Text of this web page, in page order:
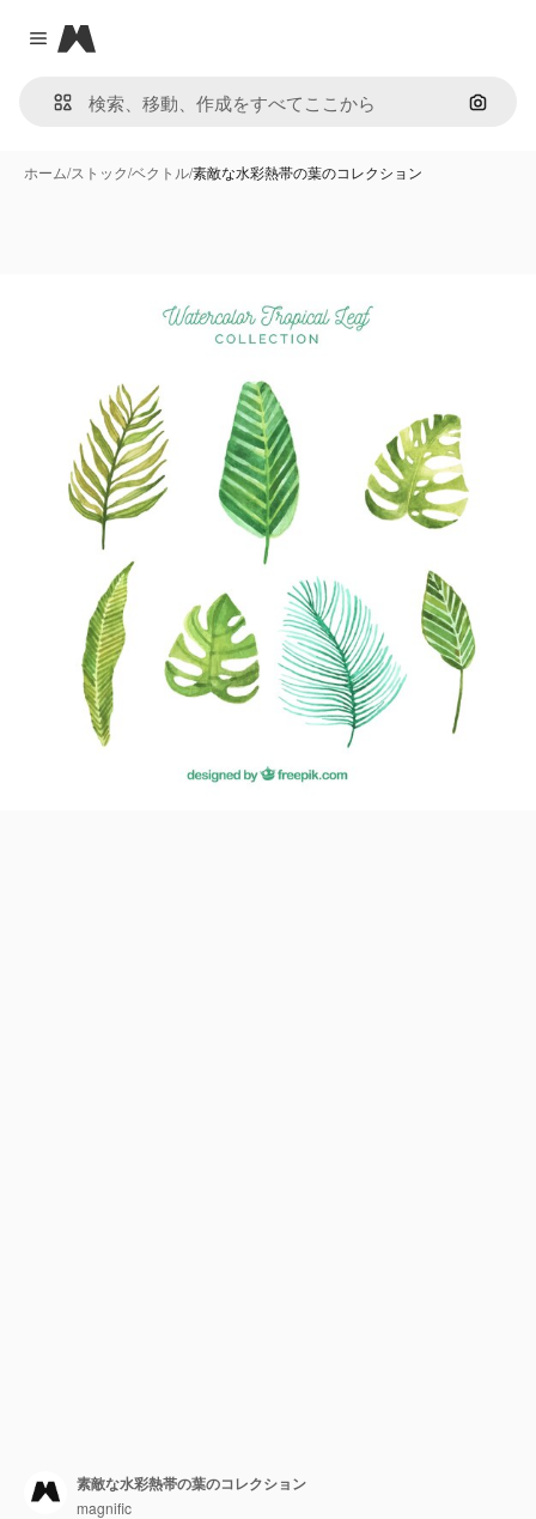
Close menu
Magnific
画像で
ホーム/ストック/ベクトル/素敵な水彩熱帯の葉のコレクション
素敵な水彩熱帯の葉のコレクション
magnific